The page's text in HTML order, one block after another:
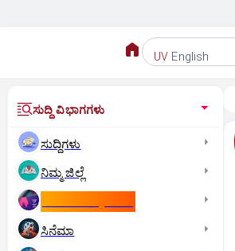
UV English
ಸುದ್ದಿ ವಿಭಾಗಗಳು
ಸುದ್ದಿಗಳು
ನಿಮ್ಮ ಜಿಲ್ಲೆ
ಸಿನೆಮಾ